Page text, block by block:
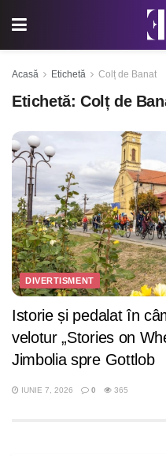
Acasă Etichetă Colț de Banat
Etichetă: Colț de
DIVERTISMENT
Istorie și pedalat în
velotur „Stories on
Jimbolia spre Gottlob
IUNIE 7, 2026 0 365